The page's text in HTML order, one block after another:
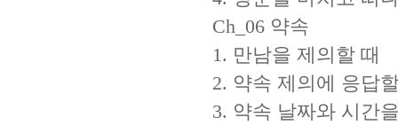
Ch_06 약속
1. 만남을 제의할 때
2. 약속 제의에 응답
3. 약속 날짜와 시간